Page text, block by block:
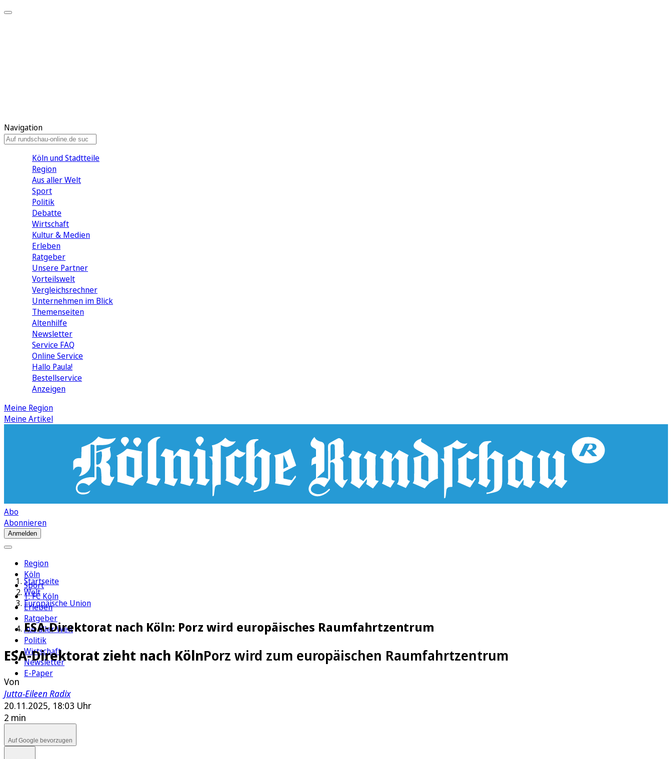
Navigation
Köln und Stadtteile
Region
Aus aller Welt
Sport
Politik
Debatte
Wirtschaft
Kultur & Medien
Erleben
Ratgeber
Unsere Partner
Vorteilswelt
Vergleichsrechner
Unternehmen im Blick
Themenseiten
Altenhilfe
Newsletter
Service FAQ
Online Service
Hallo Paula!
Bestellservice
Anzeigen
Meine Region
Meine Artikel
Abo
Abonnieren
Anmelden
Region
Köln
Sport
1. FC Köln
Erleben
Ratgeber
Aus aller Welt
Politik
Wirtschaft
Newsletter
E-Paper
Startseite
Welt
Europäische Union
ESA-Direktorat nach Köln: Porz wird europäisches Raumfahrtzentrum
ESA-Direktorat zieht nach KölnPorz wird zum europäischen Raumfahrtzentrum
Von
Jutta-Eileen Radix
20.11.2025, 18:03 Uhr
2 min
Auf Google bevorzugen